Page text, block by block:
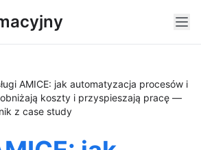
AMICE: jak automatyzacja procesów i
koszty i przyspieszają pracę —
z case study